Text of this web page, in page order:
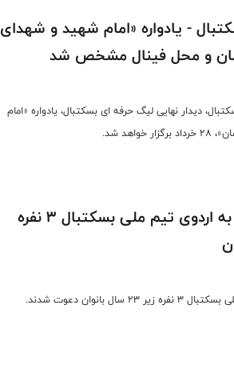
- یادواره «امام شهید و شهدای
و محل فینال مشخص شد
دیدار نهایی لیگ حرفه ای بسکتبال، یادواره «امام
شد.
دعوت ۱۲ بازیکن به اردوی تیم ملی بسکتبال ۳ نفره